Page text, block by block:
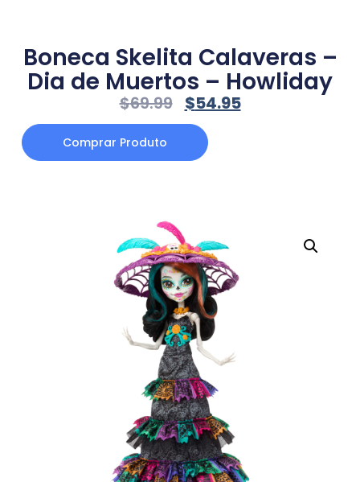
Boneca Skelita Calaveras –
Dia de Muertos – Howliday
$69.99 $54.95
Comprar Produto